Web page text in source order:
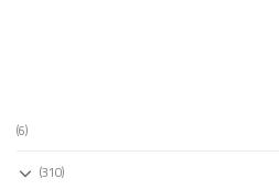
(6)
(310)